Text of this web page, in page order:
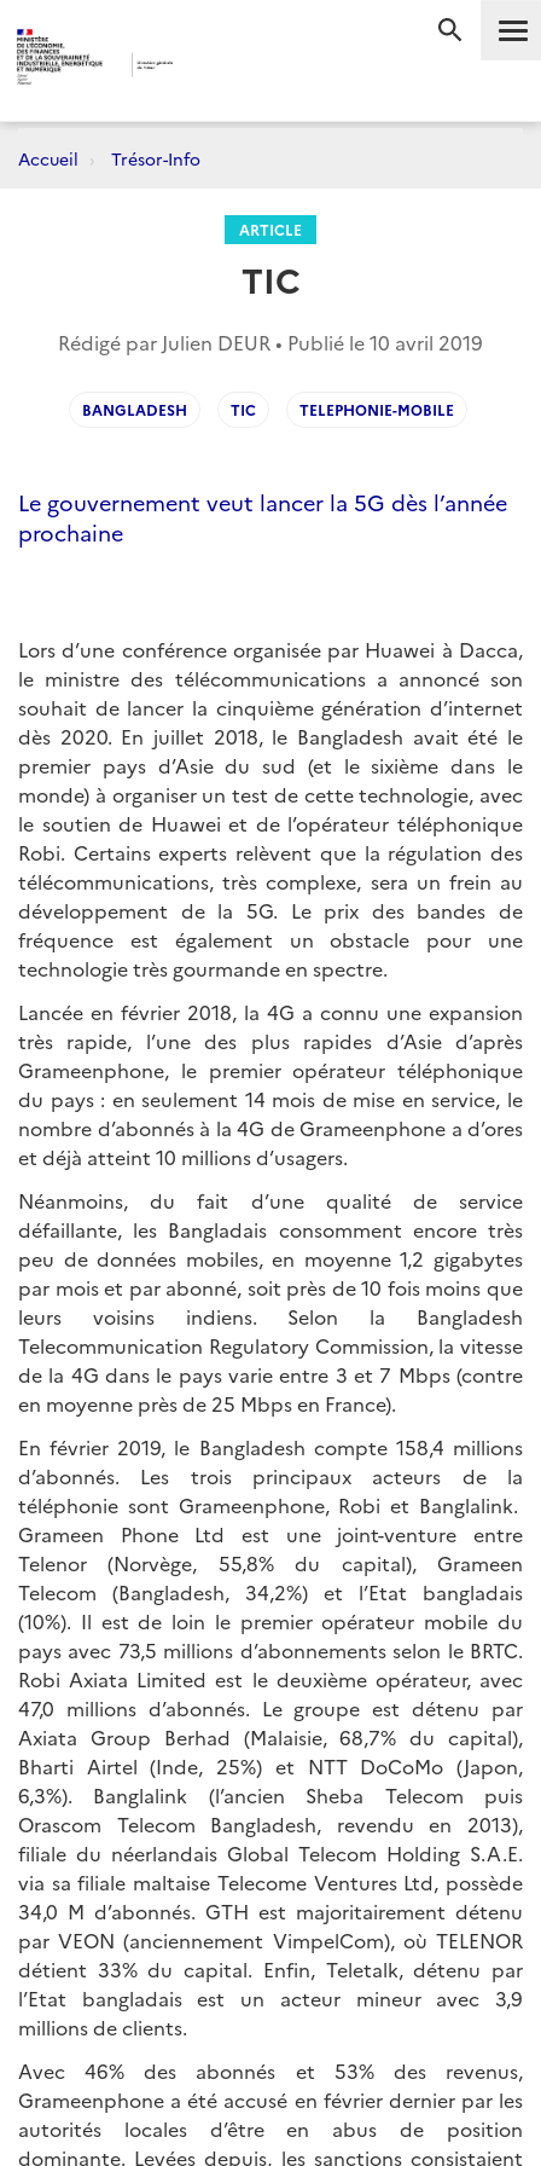
Accueil Trésor-Info
ARTICLE
TIC
Rédigé par Julien DEUR • Publié le10 avril 2019
BANGLADESH TIC TELEPHONIE-MOBILE
Le gouvernement veut lancer la 5G dès l’année
prochaine
Lors d’une conférence organisée par Huawei à Dacca,
le ministre des télécommunications a annoncé son
souhait de lancer la cinquième génération d’internet
dès 2020. En juillet 2018, le Bangladesh avait été le
premier pays d’Asie du sud (et le sixième dans le
monde) à organiser un test de cette technologie, avec
le soutien de Huawei et de l’opérateur téléphonique
Robi. Certains experts relèvent que la régulation des
télécommunications, très complexe, sera un frein au
développement de la 5G. Le prix des bandes de
fréquence est également un obstacle pour une
technologie très gourmande en spectre.
Lancée en février 2018, la 4G a connu une expansion
très rapide, l’une des plus rapides d’Asie d’après
Grameenphone, le premier opérateur téléphonique
du pays : en seulement 14 mois de mise en service, le
nombre d’abonnés à la 4G de Grameenphone a d’ores
et déjà atteint 10 millions d’usagers.
Néanmoins, du fait d’une qualité de service
défaillante, les Bangladais consomment encore très
peu de données mobiles, en moyenne 1,2 gigabytes
par mois et par abonné, soit près de 10 fois moins que
leurs voisins indiens. Selon la Bangladesh
Telecommunication Regulatory Commission, la vitesse
de la 4G dans le pays varie entre 3 et 7 Mbps (contre
en moyenne près de 25 Mbps en France).
En février 2019, le Bangladesh compte 158,4 millions
d’abonnés. Les trois principaux acteurs de la
téléphonie sont Grameenphone, Robi et Banglalink.
Grameen Phone Ltd est une joint-venture entre
Telenor (Norvège, 55,8% du capital), Grameen
Telecom (Bangladesh, 34,2%) et l’Etat bangladais
(10%). Il est de loin le premier opérateur mobile du
pays avec 73,5 millions d’abonnements selon le BRTC.
Robi Axiata Limited est le deuxième opérateur, avec
47,0 millions d’abonnés. Le groupe est détenu par
Axiata Group Berhad (Malaisie, 68,7% du capital),
Bharti Airtel (Inde, 25%) et NTT DoCoMo (Japon,
6,3%). Banglalink (l’ancien Sheba Telecom puis
Orascom Telecom Bangladesh, revendu en 2013),
filiale du néerlandais Global Telecom Holding S.A.E.
via sa filiale maltaise Telecome Ventures Ltd, possède
34,0 M d’abonnés. GTH est majoritairement détenu
par VEON (anciennement VimpelCom), où TELENOR
détient 33% du capital. Enfin, Teletalk, détenu par
l’Etat bangladais est un acteur mineur avec 3,9
millions de clients.
Avec 46% des abonnés et 53% des revenus,
Grameenphone a été accusé en février dernier par les
autorités locales d’être en abus de position
dominante. Levées depuis, les sanctions consistaient